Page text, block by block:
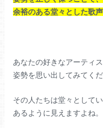
余裕のある堂々とした歌声
あなたの好きなアーティ
姿勢を思い出してみてくだ
その人たちは堂々として
あるように見えますよね。